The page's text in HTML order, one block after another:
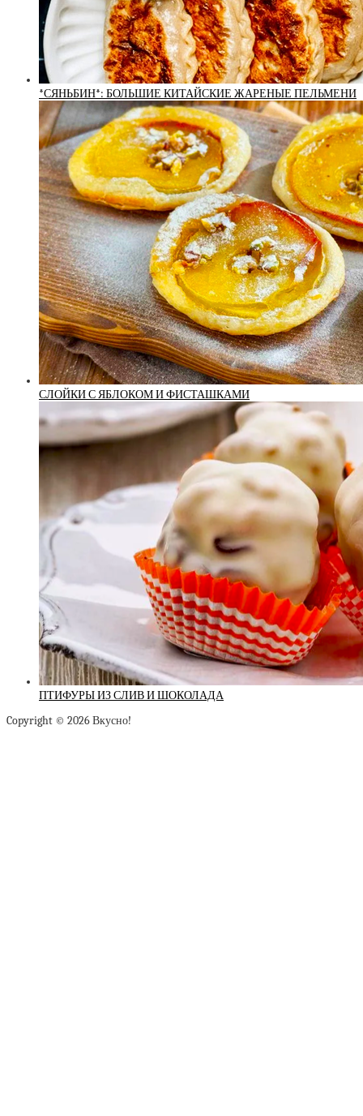
*СЯНЬБИН*: БОЛЬШИЕ КИТАЙСКИЕ ЖАРЕНЫЕ ПЕЛЬМЕНИ
СЛОЙКИ С ЯБЛОКОМ И ФИСТАШКАМИ
ПТИФУРЫ ИЗ СЛИВ И ШОКОЛАДА
Copyright © 2026 Вкусно!